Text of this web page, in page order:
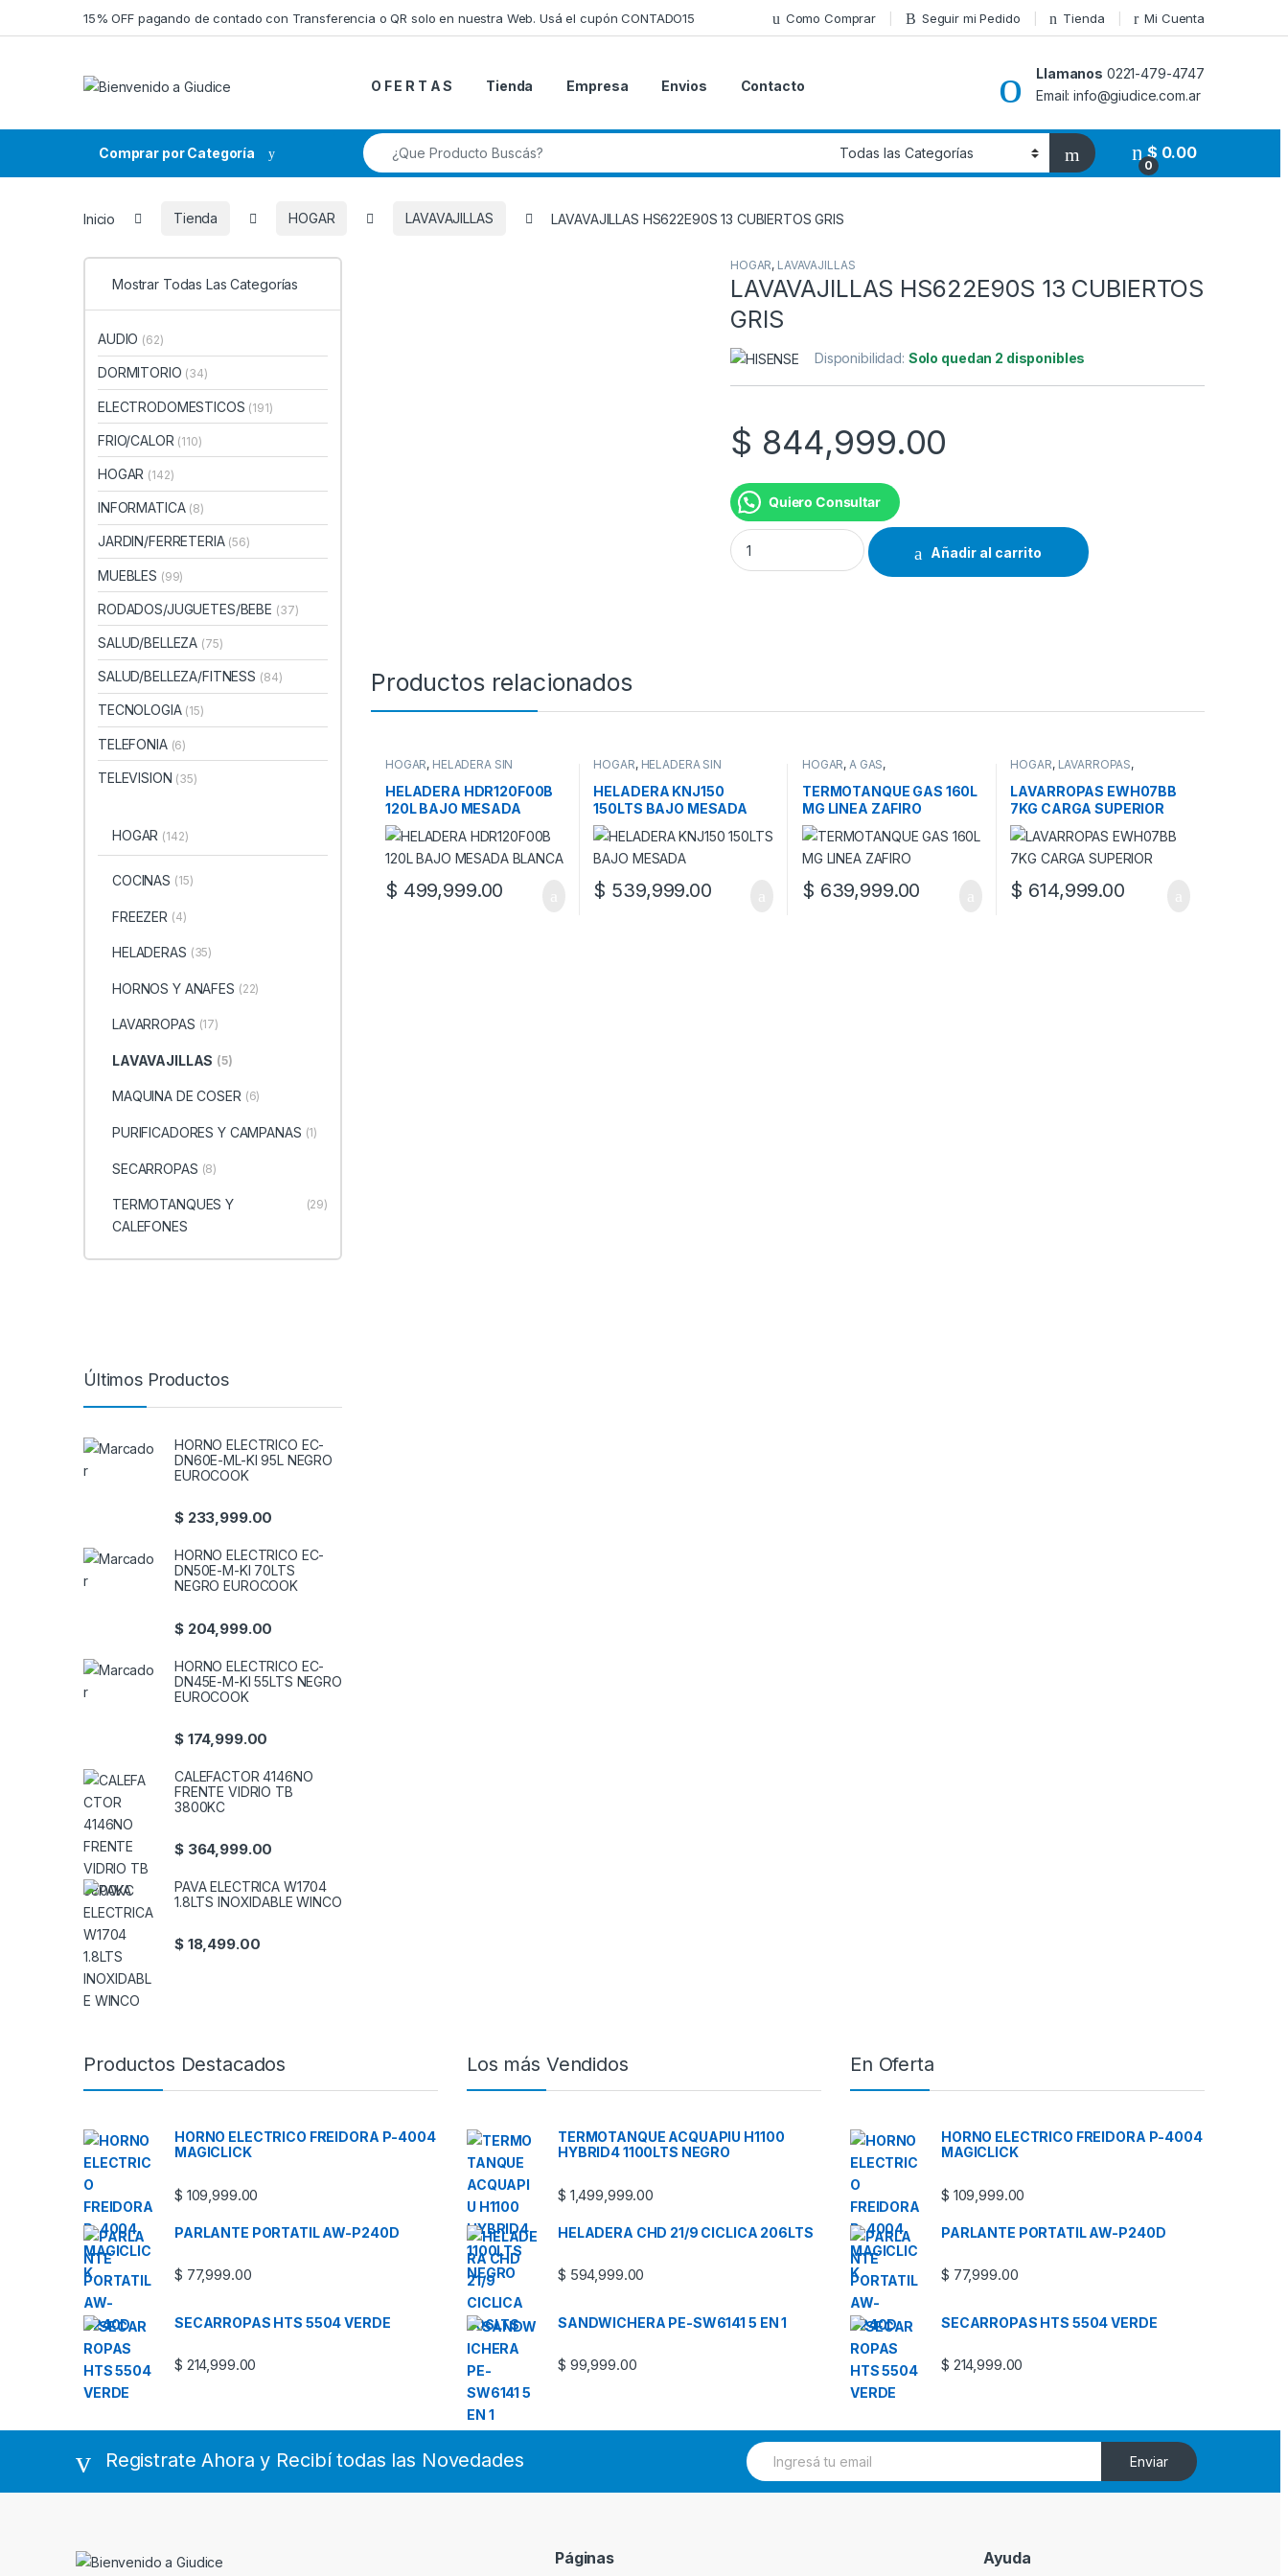
15% OFF pagando de contado con Transferencia o QR solo en nuestra Web. Usá el cupón CONTADO15 Como Comprar Seguir mi Pedido Tienda Mi Cuenta
O F E R T A S Tienda Empresa Envios Contacto
Llamanos 0221-479-4747
Email: info@giudice.com.ar
Comprar por Categoría
Búsqueda de:
0
$ 0.00
Inicio Tienda HOGAR LAVAVAJILLAS LAVAVAJILLAS HS622E90S 13 CUBIERTOS GRIS
HOGAR, LAVAVAJILLAS
LAVAVAJILLAS HS622E90S 13 CUBIERTOS
GRIS
Disponibilidad: Solo quedan 2 disponibles
$ 844,999.00
Quiero Consultar
LAVAVAJILLAS HS622E90S 13 CUBIERTOS GRIS cantidad
Añadir al carrito
Productos relacionados
HOGAR, HELADERA SIN
HELADERA HDR120F00B
120L BAJO MESADA
BLANCA
$ 499,999.00
HOGAR, HELADERA SIN
HELADERA KNJ150
150LTS BAJO MESADA
$ 539,999.00
HOGAR,A GAS,
TERMOTANQUES Y CALEFONES
TERMOTANQUE GAS 160L
MG LINEA ZAFIRO
$ 639,999.00
HOGAR, LAVARROPAS,
LAVARROPAS EWH07BB
7KG CARGA SUPERIOR
$ 614,999.00
Mostrar Todas Las Categorías
AUDIO (62)
DORMITORIO (34)
ELECTRODOMESTICOS (191)
FRIO/CALOR (110)
HOGAR (142)
INFORMATICA (8)
JARDIN/FERRETERIA (56)
MUEBLES (99)
RODADOS/JUGUETES/BEBE (37)
SALUD/BELLEZA (75)
SALUD/BELLEZA/FITNESS (84)
TECNOLOGIA (15)
TELEFONIA (6)
TELEVISION (35)
HOGAR (142)
COCINAS (15)
FREEZER (4)
HELADERAS (35)
HORNOS Y ANAFES (22)
LAVARROPAS (17)
LAVAVAJILLAS (5)
MAQUINA DE COSER (6)
PURIFICADORES Y CAMPANAS (1)
SECARROPAS (8)
TERMOTANQUES Y
CALEFONES
(29)
Últimos Productos
HORNO ELECTRICO EC-
DN60E-ML-KI 95L NEGRO
EUROCOOK
$233,999.00
HORNO ELECTRICO EC-
DN50E-M-KI 70LTS
NEGRO EUROCOOK
$204,999.00
HORNO ELECTRICO EC-
DN45E-M-KI 55LTS NEGRO
EUROCOOK
$174,999.00
CALEFACTOR 4146NO
FRENTE VIDRIO TB
3800KC
$364,999.00
PAVA ELECTRICA W1704
1.8LTS INOXIDABLE WINCO
$18,499.00
Productos Destacados
HORNO ELECTRICO FREIDORA P-4004
MAGICLICK
$ 109,999.00
PARLANTE PORTATIL AW-P240D
$ 77,999.00
SECARROPAS HTS 5504 VERDE
$ 214,999.00
Los más Vendidos
TERMOTANQUE ACQUAPIU H1100
HYBRID4 1100LTS NEGRO
$ 1,499,999.00
HELADERA CHD 21/9 CICLICA 206LTS
$ 594,999.00
SANDWICHERA PE-SW6141 5 EN 1
$ 99,999.00
En Oferta
HORNO ELECTRICO FREIDORA P-4004
MAGICLICK
$ 109,999.00
PARLANTE PORTATIL AW-P240D
$ 77,999.00
SECARROPAS HTS 5504 VERDE
$ 214,999.00
Registrate Ahora y Recibí todas las Novedades
E
m
Enviar
Páginas Ayuda